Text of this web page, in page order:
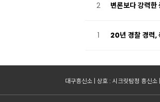
2 변론보다 강력한
1 20년 경찰 경력,
대구흥신소 | 상호 : 시크릿탐정 흥신